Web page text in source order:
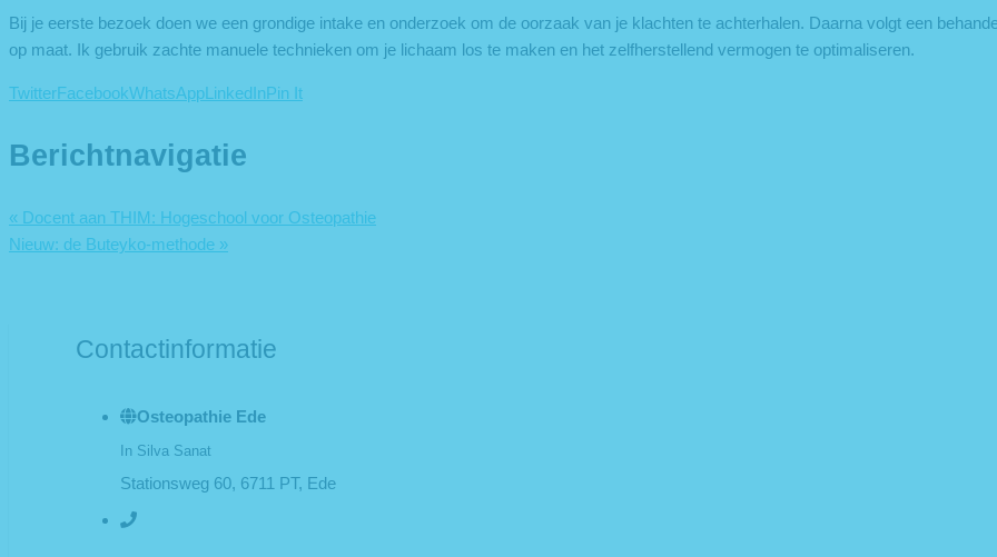
Bij je eerste bezoek doen we een grondige intake en onderzoek om de oorzaak van je klachten te achterhalen. Daarna volgt een
op maat. Ik gebruik zachte manuele technieken om je lichaam los te maken en het zelfherstellend vermogen te optimaliseren.
TwitterFacebookWhatsAppLinkedInPin It
Berichtnavigatie
« Docent aan THIM: Hogeschool voor Osteopathie
Nieuw: de Buteyko-methode »
Contactinformatie
Osteopathie Ede
In Silva Sanat
Stationsweg 60, 6711 PT, Ede